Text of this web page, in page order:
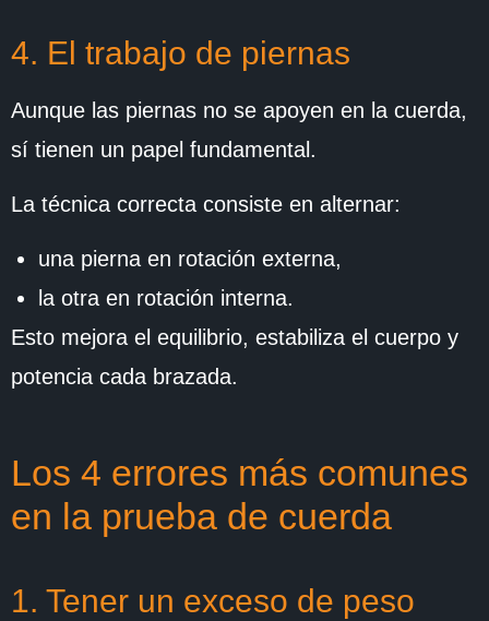
4. El trabajo de piernas
Aunque las piernas no se apoyen en la cuerda,
sí tienen un papel fundamental.
La técnica correcta consiste en alternar:
una pierna en rotación externa,
la otra en rotación interna.
Esto mejora el equilibrio, estabiliza el cuerpo y
potencia cada brazada.
Los 4 errores más comunes
en la prueba de cuerda
1. Tener un exceso de peso